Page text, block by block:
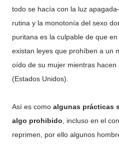
todo se hacía con la luz
rutina y la monotonía del sexo
puritana es la culpable de que
existan leyes que prohíben a un
oído de su mujer mientras
(Estados Unidos).
Así es como algunas prácticas
algo prohibido , incluso en el
reprimen, por ello algunos